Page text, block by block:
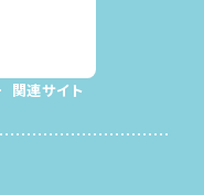
関連サイト